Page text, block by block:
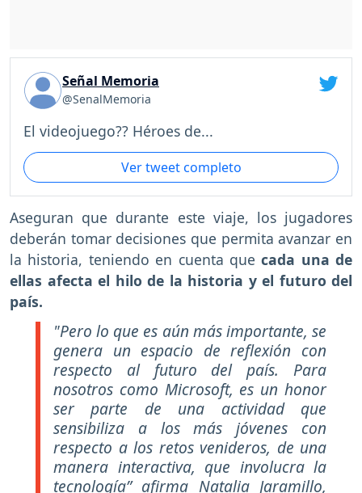
Señal Memoria
@SenalMemoria
El videojuego?? Héroes de...
Ver tweet completo
Aseguran que durante este viaje, los jugadores
deberán tomar decisiones que permita avanzar en
la historia, teniendo en cuenta quecada una de
ellas afecta el hilo de la historia y el futuro del
país.
"Pero lo que es aún más importante, se
genera un espacio de reflexión con
respecto al futuro del país. Para
nosotros como Microsoft, es un honor
ser parte de una actividad que
sensibiliza a los más jóvenes con
respecto a los retos venideros, de una
manera interactiva, que involucra la
tecnología” afirma Natalia Jaramillo,